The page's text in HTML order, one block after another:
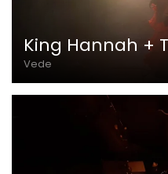
King Hannah +
Vede